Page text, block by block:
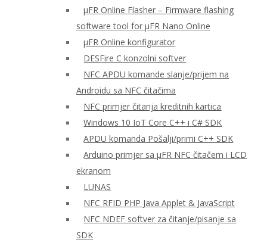
μFR Online Flasher – Firmware flashing
software tool for μFR Nano Online
μFR Online konfigurator
DESFire C konzolni softver
NFC APDU komande slanje/prijem na
Androidu sa NFC čitačima
NFC primjer čitanja kreditnih kartica
Windows 10 IoT Core C++ i C# SDK
APDU komanda Pošalji/primi C++ SDK
Arduino primjer sa μFR NFC čitačem i LCD
ekranom
LUNAS
NFC RFID PHP Java Applet & JavaScript
NFC NDEF softver za čitanje/pisanje sa
SDK